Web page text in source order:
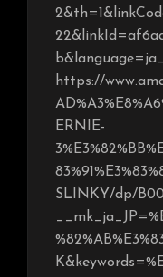
https://
ERNIE-
SLINKY/dp/